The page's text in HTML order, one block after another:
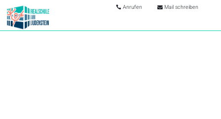
Anrufen Mail schreiben